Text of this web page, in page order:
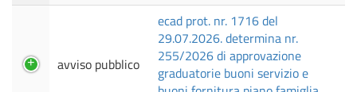
avviso pubblico
ecad prot. nr. 1716 del
29.07.2026. determina nr.
255/2026 di approvazione
graduatorie buoni servizio e